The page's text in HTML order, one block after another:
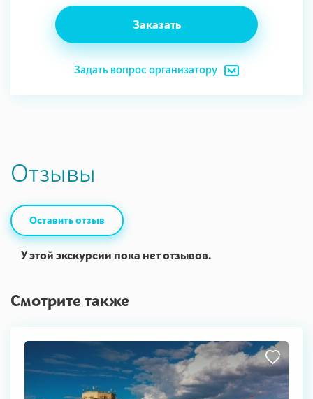
Заказать
Задать вопрос организатору
Отзывы
Оставить отзыв
У этой экскурсии пока нет отзывов.
Смотрите также